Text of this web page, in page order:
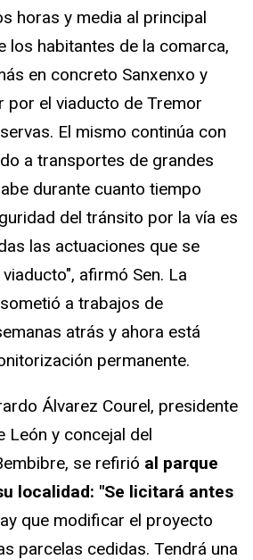
horas y media al principal
los habitantes de la comarca,
en concreto Sanxenxo y
por el viaducto de Tremor
El mismo continúa con
a transportes de grandes
durante cuanto tiempo
del tránsito por la vía es
las actuaciones que se
afirmó Sen. La
a trabajos de
atrás y ahora está
permanente.
Álvarez Courel, presidente
León y concejal del
se refirió al parque
localidad: "Se licitará antes
que modificar el proyecto
parcelas cedidas. Tendrá una